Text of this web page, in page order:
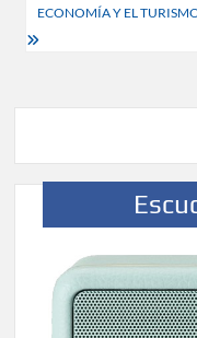
ECONOMÍA Y EL